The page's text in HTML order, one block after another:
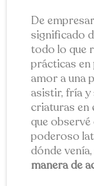
De
significado
todo lo que
prácticas en
amor a una
asistir, fría y
criaturas en
que
poderoso
dónde
manera de